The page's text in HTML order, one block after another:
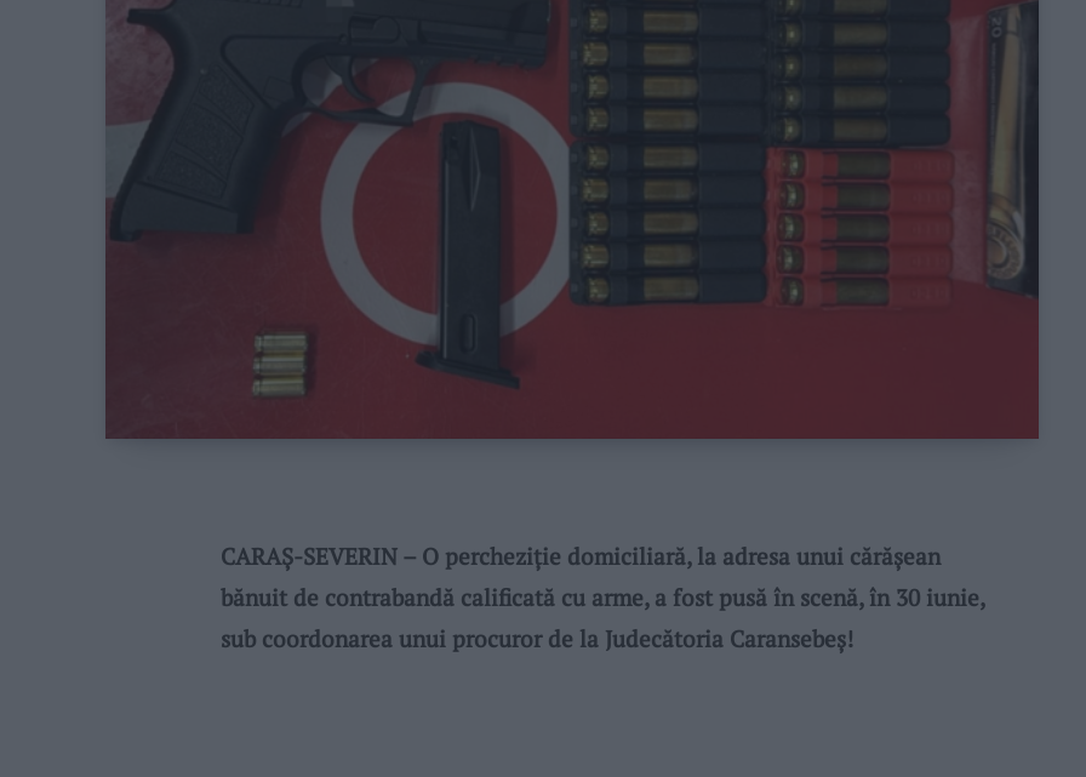
CARAȘ-SEVERIN – O percheziție domiciliară, la adresa unui cărășean
bănuit de contrabandă calificată cu arme, a fost pusă în scenă, în 30 iunie,
sub coordonarea unui procuror de la Judecătoria Caransebeș!